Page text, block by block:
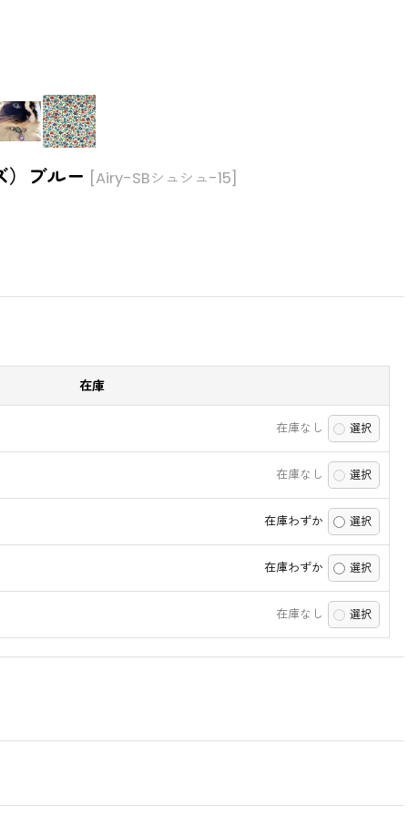
）ブルー Airy-SBシュシュ-15
在庫
在庫なし
在庫なし
在庫わずか
在庫わずか
在庫なし